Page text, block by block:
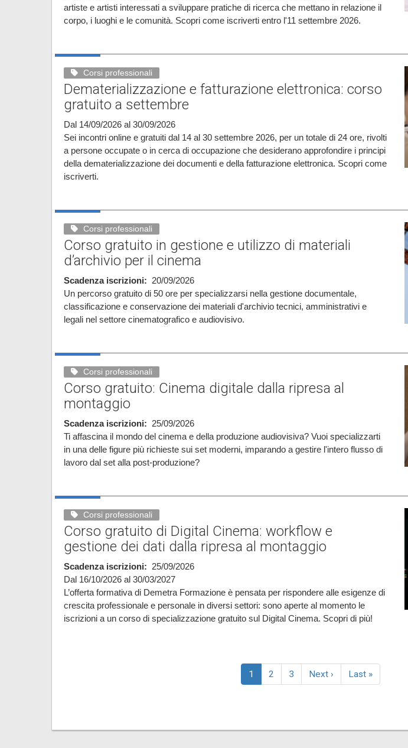
artiste e artisti interessati a sviluppare pratiche di ricerca che mettano in relazione il
corpo, i luoghi e le comunità. Scopri come iscriverti entro l'11 settembre 2026.
Corsi professionali
Dematerializzazione e fatturazione elettronica: corso
gratuito a settembre
Dal 14/09/2026 al 30/09/2026
Sei incontri online e gratuiti dal 14 al 30 settembre 2026, per un totale di 24 ore, rivolti
a persone occupate o in cerca di occupazione che desiderano approfondire i principi
della dematerializzazione dei documenti e della fatturazione elettronica. Scopri come
iscriverti.
Corsi professionali
Corso gratuito in gestione e utilizzo di materiali
d’archivio per il cinema
Scadenza iscrizioni
20/09/2026
Un percorso gratuito di 50 ore per specializzarsi nella gestione documentale,
classificazione e conservazione dei materiali d'archivio tecnici, amministrativi e
legali nel settore cinematografico e audiovisivo.
Corsi professionali
Corso gratuito: Cinema digitale dalla ripresa al
montaggio
Scadenza iscrizioni
25/09/2026
Ti affascina il mondo del cinema e della produzione audiovisiva? Vuoi specializzarti
in una delle figure più richieste sui set moderni, imparando a gestire l'intero flusso di
lavoro dal set alla post-produzione?
Corsi professionali
Corso gratuito di Digital Cinema: workflow e
gestione dei dati dalla ripresa al montaggio
Scadenza iscrizioni
25/09/2026
Dal 16/10/2026 al 30/03/2027
L’offerta formativa di Demetra Formazione è pensata per rispondere alle esigenze di
crescita professionale e personale in diversi settori: sono aperte al momento le
iscrizioni a un corso di specializzazione gratuito sul Digital Cinema. Scopri di più!
Pagina
attuale
1 Page
2 Page
3
Pagina
successiva
Next ›
Last
page
Last »